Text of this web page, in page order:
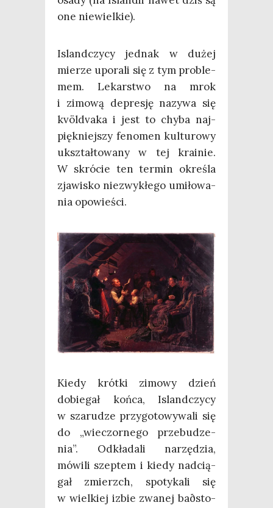
one niewielkie).
Island­czy­cy jed­nak w dużej
mie­rze upo­ra­li się z tym pro­ble­
mem. Lekar­stwo na mrok
i zimo­wą depre­sję nazy­wa się
kvöl­dva­ka i jest to chy­ba naj­
pięk­niej­szy feno­men kul­tu­ro­wy
ukształ­to­wa­ny w tej kra­inie.
W skró­cie ten ter­min okre­śla
zja­wi­sko nie­zwy­kłe­go umi­ło­wa­
nia opowieści.
Kie­dy krót­ki zimo­wy dzień
dobie­gał koń­ca, Island­czy­cy
w sza­ru­dze przy­go­to­wy­wa­li się
do „wie­czor­ne­go prze­bu­dze­
nia”. Odkła­da­li narzę­dzia,
mówi­li szep­tem i kie­dy nad­cią­
gał zmierzch, spo­ty­ka­li się
w wiel­kiej izbie zwa­nej baðsto­